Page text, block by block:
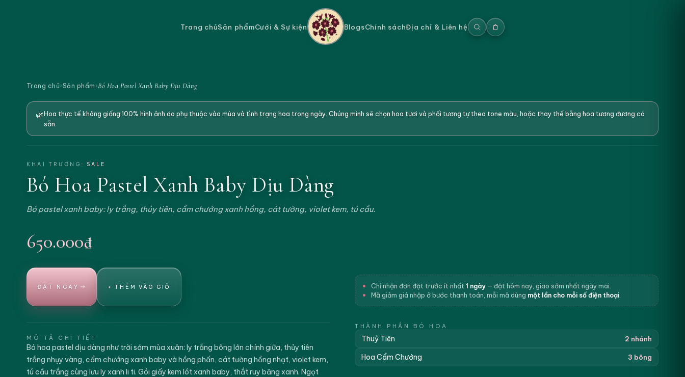
Trang chủSản phẩmCưới & Sự kiện BlogsChính sáchĐịa chỉ & Liên hệ
Trang chủ›Sản phẩm ›Bó Hoa Pastel Xanh Baby Dịu Dàng
🌿Hoa thực tế không giống 100% hình ảnh do phụ thuộc vào mùa và tình trạng hoa trong ngày. Chúng mình sẽ chọn hoa tươi và phối tương tự theo tone màu, hoặc thay thế bằng hoa tương đương có
sẵn.
KHAI TRƯƠNG · SALE
Bó Hoa Pastel Xanh Baby Dịu Dàng
Bó pastel xanh baby: ly trắng, thủy tiên, cẩm chướng xanh hồng, cát tường, violet kem, tú cầu.
650.000₫
ĐẶT NGAY + THÊM VÀO GIỎ Chỉ nhận đơn đặt trước ít nhất 1 ngày — đặt hôm nay, giao sớm nhất ngày mai.
Mã giảm giá nhập ở bước thanh toán, mỗi mã dùng một lần cho mỗi số điện thoại
MÔ TẢ CHI TIẾT
Bó hoa pastel dịu dàng như trời sớm mùa xuân: ly trắng bông lớn chính giữa, thủy tiên
trắng nhụy vàng, cẩm chướng xanh baby và hồng phấn, cát tường hồng nhạt, violet kem,
tú cầu trắng cùng lưu ly xanh li ti. Gói giấy kem lót xanh baby, thắt ruy băng xanh. Ngọt
THÀNH PHẦN BÓ HOA
Thuỷ Tiên 2 nhánh
Hoa Cẩm Chướng 3 bông